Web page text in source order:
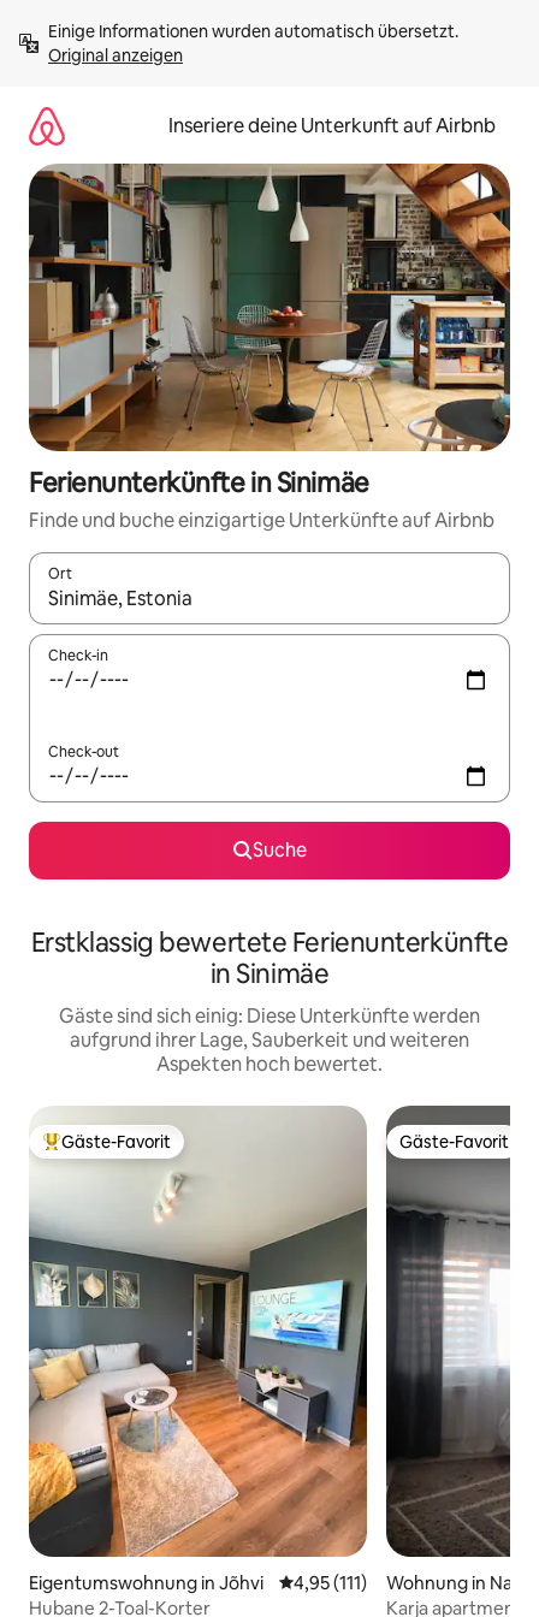
Inhalten
springenOriginal anzeigen
Inseriere deine Unterkunft auf Airbnb
Ferienunterkünfte in Sinimäe
Finde und buche einzigartige Unterkünfte auf Airbnb
Ort
Wenn Ergebnisse verfügbar sind, navigiere mit den
Check-in
Check-out
Suche
Erstklassig bewertete Ferienunterkünfte
in Sinimäe
Gäste sind sich einig: Diese Unterkünfte werden
aufgrund ihrer Lage, Sauberkeit und weiteren
Aspekten hoch bewertet.
Beliebter Gäste-Favorit.
Gäste-Favorit
Eigentumswohnung in Jõhvi Durchschnittliche Bewertung:
4,95 (111)
Hubane 2-Toal-Korter
Gäste-Favorit
Gäste-Favorit
Wohnung in
Karja apartment